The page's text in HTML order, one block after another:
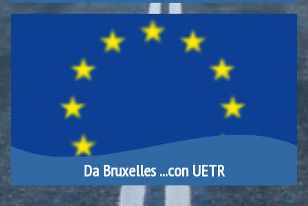
Da Bruxelles ...con UETR